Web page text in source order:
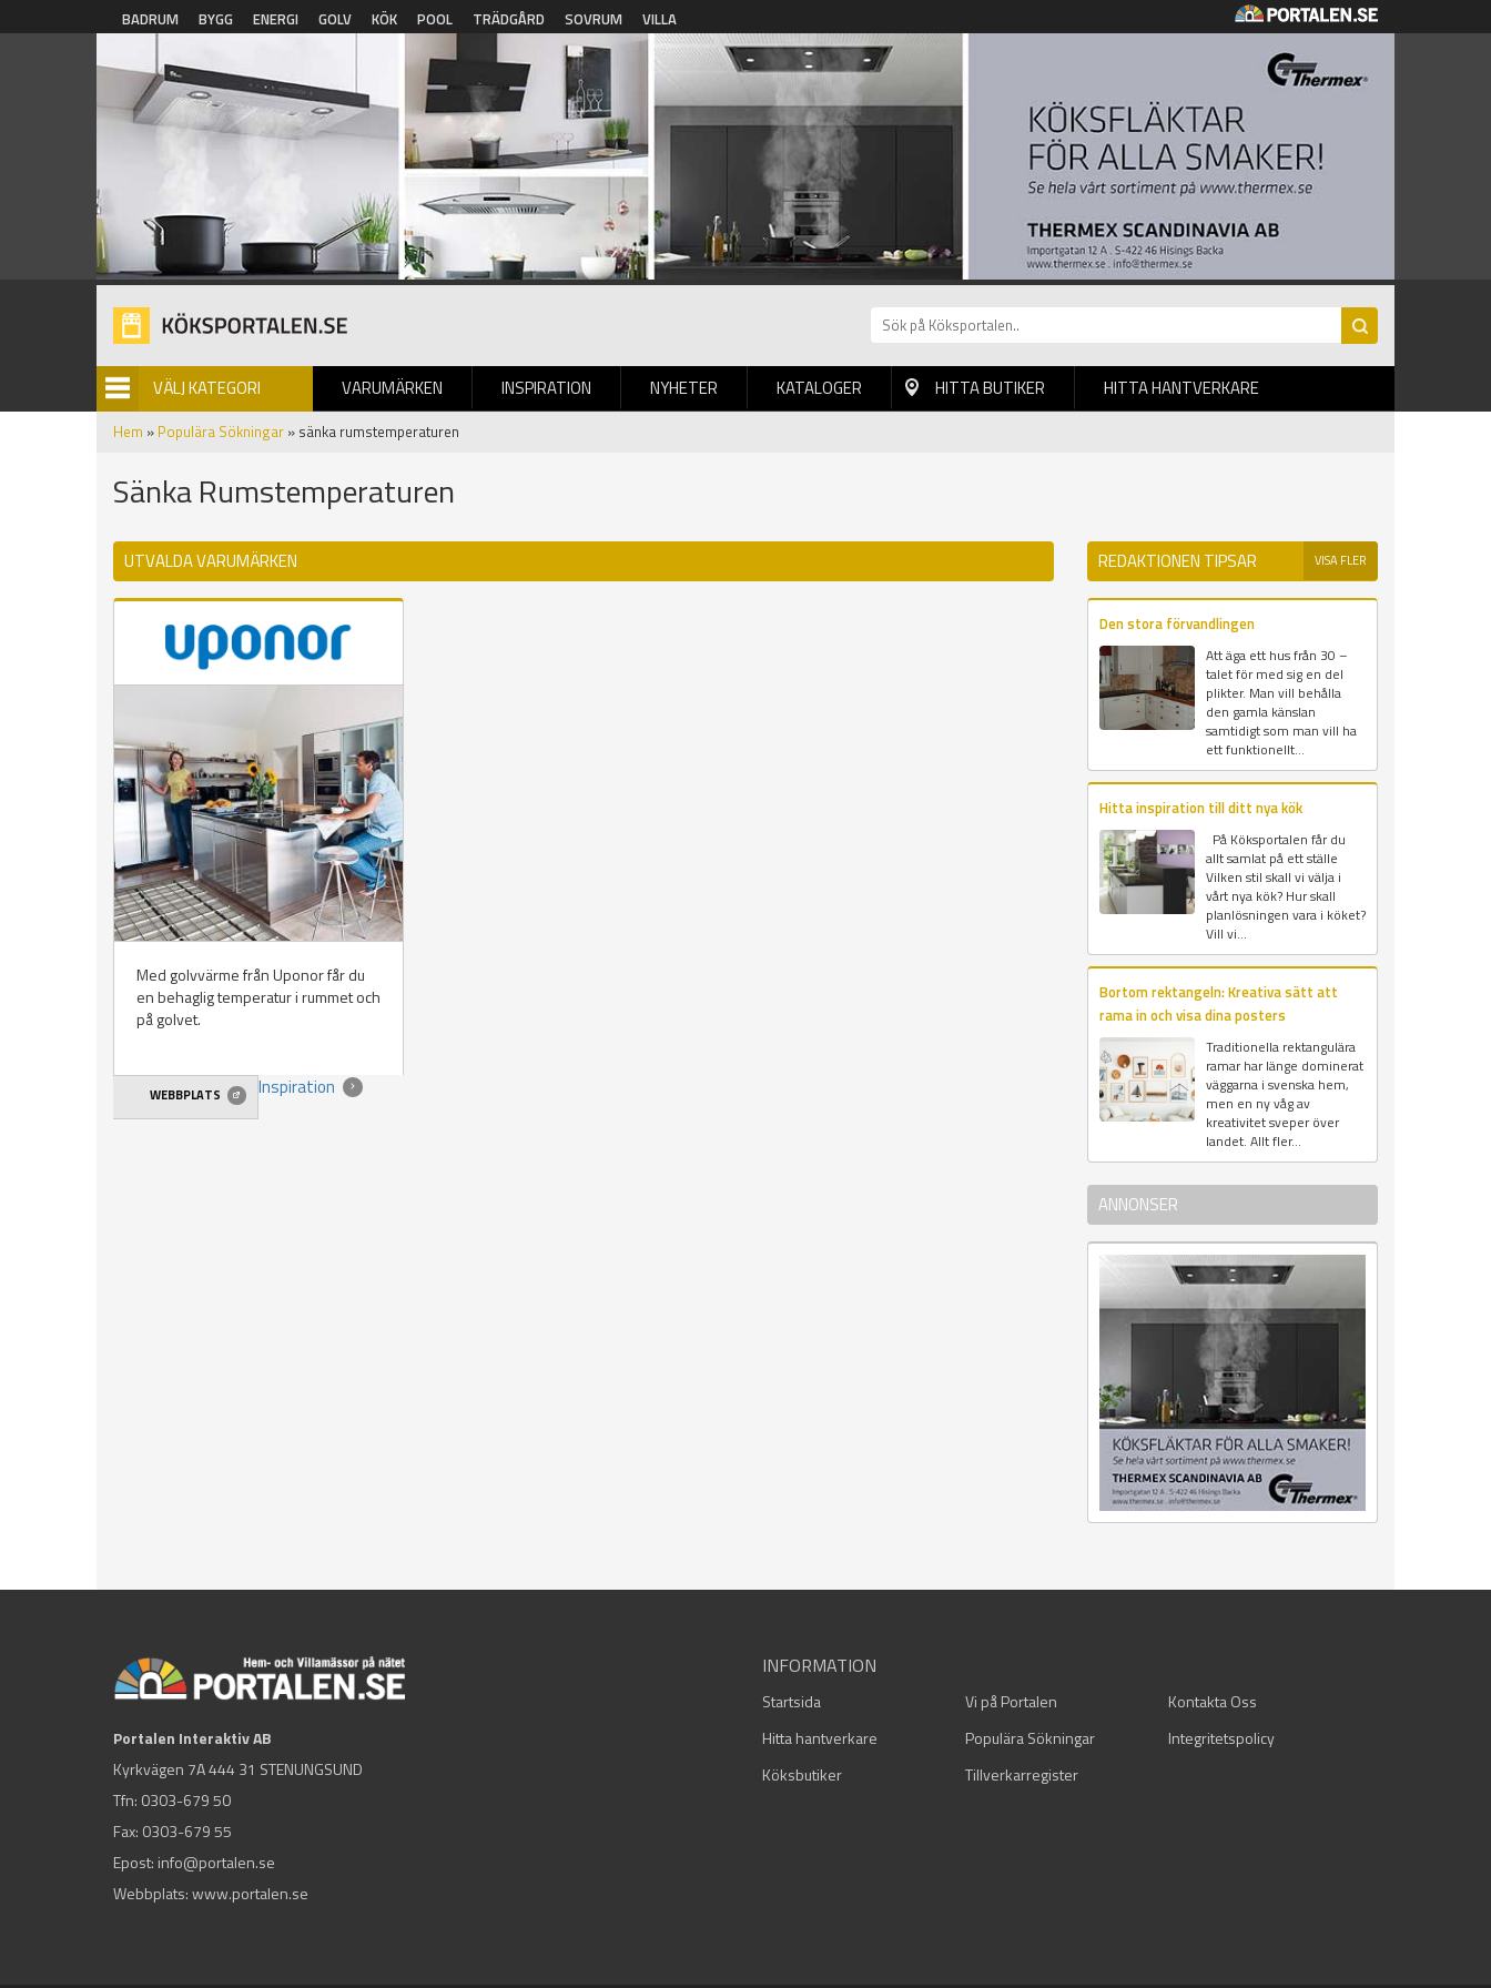
Hoppa till huvudinnehåll
BADRUM BYGG ENERGI GOLV KÖK POOL TRÄDGÅRD SOVRUM VILLA
VÄLJ KATEGORI VARUMÄRKEN INSPIRATION NYHETER
BILDGALLERI KATALOGER HITTA BUTIKER HITTA HANTVERKARE
Hem » Populära Sökningar » sänka rumstemperaturen
Sänka Rumstemperaturen
UTVALDA VARUMÄRKEN
Med golvvärme från Uponor får du
en behaglig temperatur i rummet och
på golvet.
Inspiration
WEBBPLATS
REDAKTIONEN TIPSAR VISA FLER
Den stora förvandlingen
Att äga ett hus från 30 –
talet för med sig en del
plikter. Man vill behålla
den gamla känslan
samtidigt som man vill ha
ett funktionellt...
Hitta inspiration till ditt nya kök
På Köksportalen får du
allt samlat på ett ställe
Vilken stil skall vi välja i
vårt nya kök? Hur skall
planlösningen vara i köket?
Vill vi...
Bortom rektangeln: Kreativa sätt att
rama in och visa dina posters
Traditionella rektangulära
ramar har länge dominerat
väggarna i svenska hem,
men en ny våg av
kreativitet sveper över
landet. Allt fler...
ANNONSER
Portalen Interaktiv AB
Kyrkvägen 7A 444 31 STENUNGSUND
Tfn: 0303-679 50
Fax: 0303-679 55
Epost: info@portalen.se
Webbplats: www.portalen.se
INFORMATION
Startsida Vi på Portalen
Kontakta Oss
Hitta hantverkare
Populära Sökningar
Integritetspolicy
Köksbutiker
Tillverkarregister